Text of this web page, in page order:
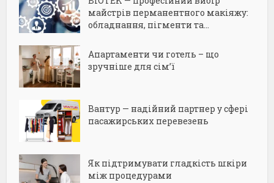
майстрів перманентного макіяжу:
обладнання, пігменти та...
Апартаменти чи готель – що
зручніше для сім’ї
Вантур — надійний партнер у сфері
пасажирських перевезень
Як підтримувати гладкість шкіри
між процедурами